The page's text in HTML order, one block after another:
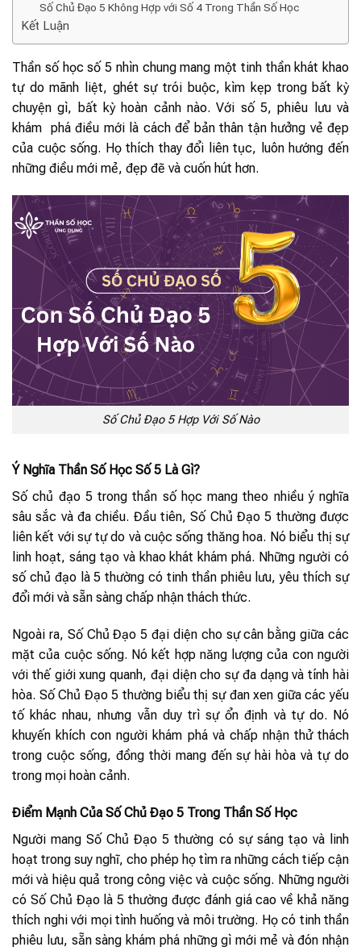
Số Chủ Đạo 5 Không Hợp với Số 4 Trong Thần Số Học
Kết Luận
Thần số học số 5 nhìn chung mang một tinh thần khát khao
tự do mãnh liệt, ghét sự trói buộc, kìm kẹp trong bất kỳ
chuyện gì, bất kỳ hoàn cảnh nào. Với số 5, phiêu lưu và
khám phá điều mới là cách để bản thân tận hưởng vẻ đẹp
của cuộc sống. Họ thích thay đổi liên tục, luôn hướng đến
những điều mới mẻ, đẹp đẽ và cuốn hút hơn.
Số Chủ Đạo 5 Hợp Với Số Nào
Ý Nghĩa Thần Số Học Số 5 Là Gì?
Số chủ đạo 5 trong thần số học mang theo nhiều ý nghĩa
sâu sắc và đa chiều. Đầu tiên, Số Chủ Đạo 5 thường được
liên kết với sự tự do và cuộc sống thăng hoa. Nó biểu thị sự
linh hoạt, sáng tạo và khao khát khám phá. Những người có
số chủ đạo là 5 thường có tinh thần phiêu lưu, yêu thích sự
đổi mới và sẵn sàng chấp nhận thách thức.
Ngoài ra, Số Chủ Đạo 5 đại diện cho sự cân bằng giữa các
mặt của cuộc sống. Nó kết hợp năng lượng của con người
với thế giới xung quanh, đại diện cho sự đa dạng và tính hài
hòa. Số Chủ Đạo 5 thường biểu thị sự đan xen giữa các yếu
tố khác nhau, nhưng vẫn duy trì sự ổn định và tự do. Nó
khuyến khích con người khám phá và chấp nhận thử thách
trong cuộc sống, đồng thời mang đến sự hài hòa và tự do
trong mọi hoàn cảnh.
Điểm Mạnh Của Số Chủ Đạo 5 Trong Thần Số Học
Người mang Số Chủ Đạo 5 thường có sự sáng tạo và linh
hoạt trong suy nghĩ, cho phép họ tìm ra những cách tiếp cận
mới và hiệu quả trong công việc và cuộc sống. Những người
có Số Chủ Đạo là 5 thường được đánh giá cao về khả năng
thích nghi với mọi tình huống và môi trường. Họ có tinh thần
phiêu lưu, sẵn sàng khám phá những gì mới mẻ và đón nhận